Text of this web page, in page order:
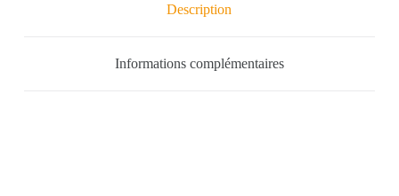
Description
Informations complémentaires